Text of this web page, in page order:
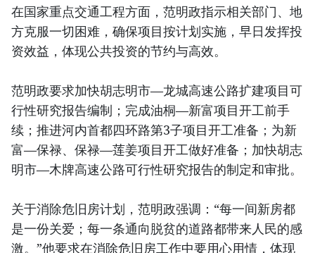
在国家重点交通工程方面，范明政指示相关部门、地
方克服一切困难，确保项目按计划实施，早日发挥投
资效益，体现公共投资的节约与高效。
范明政要求加快胡志明市—龙城高速公路扩建项目可
行性研究报告编制；完成油桐—新富项目开工前手
续；推进河内首都四环路第3子项目开工准备；为新
富—保禄、保禄—莲姜项目开工做好准备；加快胡志
明市—木牌高速公路可行性研究报告的制定和审批。
关于消除危旧房计划，范明政强调：“每一间新房都
是一份关爱；每一条通向脱贫的道路都带来人民的感
激。”他要求在消除危旧房工作中要用心用情，体现